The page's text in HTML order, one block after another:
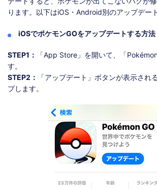
ります。以下はiOS・Android別のアップデー
iOSでポケモンGOをアップデートする方法
STEP1：
「App Store」を開いて、「
す。
STEP2：
「アップデート」ボタンが表示され
プします。